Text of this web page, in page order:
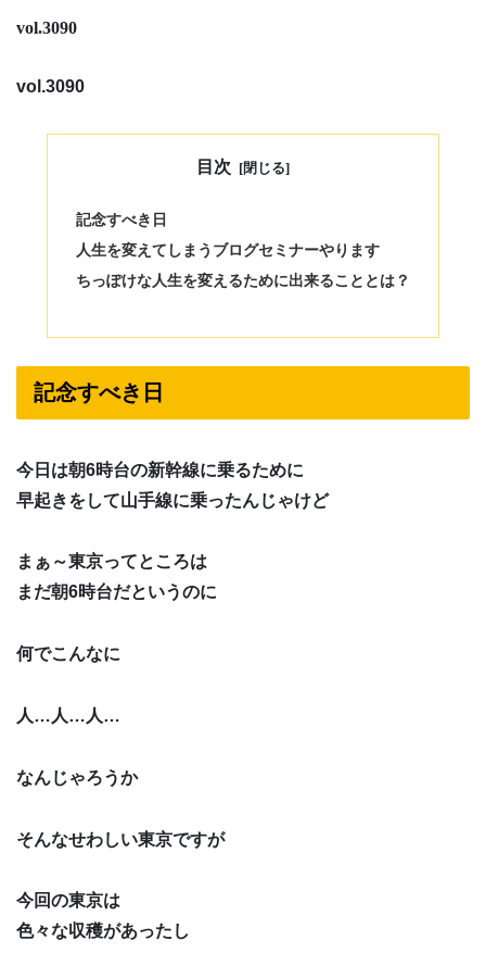
vol.3090
vol.3090
目次
記念すべき日
人生を変えてしまうブログセミナーやります
ちっぽけな人生を変えるために出来ることとは？
記念すべき日
今日は朝6時台の新幹線に乗るために
早起きをして山手線に乗ったんじゃけど
まぁ～東京ってところは
まだ朝6時台だというのに
何でこんなに
人…人…人…
なんじゃろうか
そんなせわしい東京ですが
今回の東京は
色々な収穫があったし